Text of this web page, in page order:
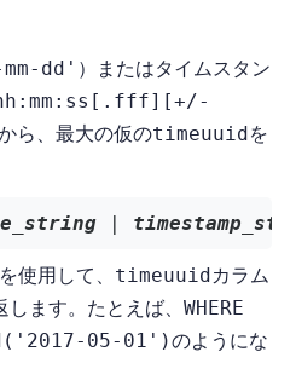
dd' ）またはタイムスタン
ら、最大の仮のtimeuuidを
|
使用して、 timeuuidカラム
ます。たとえば、 WHERE
05-01')のようにな